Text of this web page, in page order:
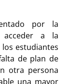
por la
acceder a la
los estudiantes
de plan de
otra persona
una mayor